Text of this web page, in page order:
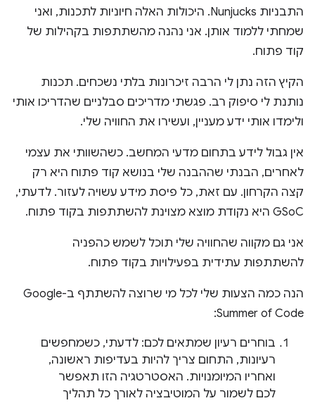
התבניות Nunjucks. היכולות האלה חיוניות לתכנות, ואני
שמחתי ללמוד אותן. אני נהנה מהשתתפות בקהילות של
קוד פתוח.
הקיץ הזה נתן לי הרבה זיכרונות בלתי נשכחים. תכנות
נותנת לי סיפוק רב. פגשתי מדריכים סבלניים שהדריכו אותי
ולימדו אותי ידע מעניין, ועשירו את החוויה שלי.
אין גבול לידע בתחום מדעי המחשב. כשהשוותי את עצמי
לאחרים, הבנתי שההבנה שלי בנושא קוד פתוח היא רק
קצה הקרחון. עם זאת, כל פיסת מידע עשויה לעזור. לדעתי,
GSoC היא נקודת מוצא מצוינת להשתתפות בקוד פתוח.
אני גם מקווה שהחוויה שלי תוכל לשמש כהפניה
להשתתפות עתידית בפעילויות בקוד פתוח.
הנה כמה הצעות שלי לכל מי שרוצה להשתתף ב-Google
Summer of Code:
בוחרים רעיון שמתאים לכם: לדעתי, כשמחפשים
רעיונות, התחום צריך להיות בעדיפות ראשונה,
ואחריו המיומנויות. האסטרטגיה הזו תאפשר
לכם לשמור על המוטיבציה לאורך כל תהליך